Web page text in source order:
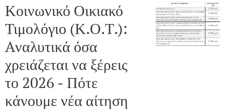
Κοινωνικό Οικιακό
Τιμολόγιο (Κ.Ο.Τ.):
Aναλυτικά όσα
χρειάζεται να ξέρεις
το 2026 - Πότε
κάνουμε νέα αίτηση